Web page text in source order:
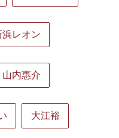
浜レオン
山内惠介
大江裕